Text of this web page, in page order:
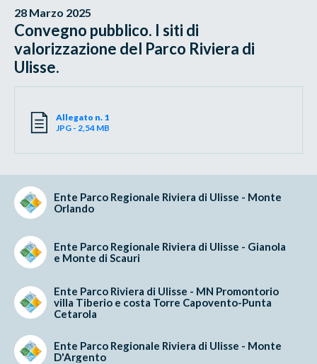
28 Marzo 2025
Convegno pubblico. I siti di
valorizzazione del Parco Riviera di
Ulisse.
Allegato n. 1
JPG - 2,54 MB
Ente Parco Regionale Riviera di Ulisse - Monte
Orlando
Ente Parco Regionale Riviera di Ulisse - Gianola
e Monte di Scauri
Ente Parco Riviera di Ulisse - MN Promontorio
villa Tiberio e costa Torre Capovento-Punta
Cetarola
Ente Parco Regionale Riviera di Ulisse - Monte
D'Argento